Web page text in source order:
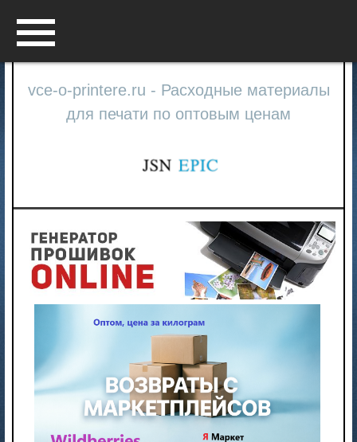
vce-o-printere.ru - Расходные материалы
для печати по оптовым ценам